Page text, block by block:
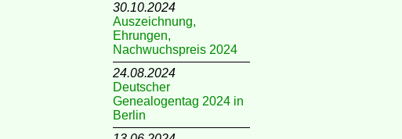
30.10.2024
Auszeichnung,
Ehrungen,
Nachwuchspreis 2024
24.08.2024
Deutscher
Genealogentag 2024 in
Berlin